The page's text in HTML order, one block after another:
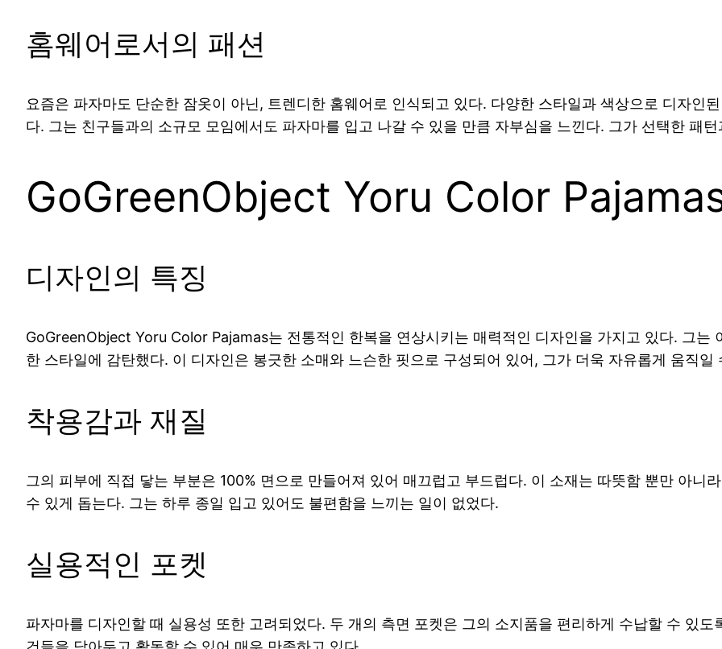
홈웨어로서의 패션
요즘은 파자마도 단순한 잠옷이 아닌, 트렌디한 홈웨어로 인식되고 있다. 다양한 스타일과 색상으로 디자인
다. 그는 친구들과의 소규모 모임에서도 파자마를 입고 나갈 수 있을 만큼 자부심을 느낀다. 그가 선택한 패
GoGreenObject Yoru Color
디자인의 특징
GoGreenObject Yoru Color Pajamas는 전통적인 한복을 연상시키는 매력적인 디자인을 가지고 있다. 그는
한 스타일에 감탄했다. 이 디자인은 봉긋한 소매와 느슨한 핏으로 구성되어 있어, 그가 더욱 자유롭게 움직일
착용감과 재질
그의 피부에 직접 닿는 부분은 100% 면으로 만들어져 있어 매끄럽고 부드럽다. 이 소재는 따뜻함 뿐만 아니
수 있게 돕는다. 그는 하루 종일 입고 있어도 불편함을 느끼는 일이 없었다.
실용적인 포켓
파자마를 디자인할 때 실용성 또한 고려되었다. 두 개의 측면 포켓은 그의 소지품을 편리하게 수납할 수 있